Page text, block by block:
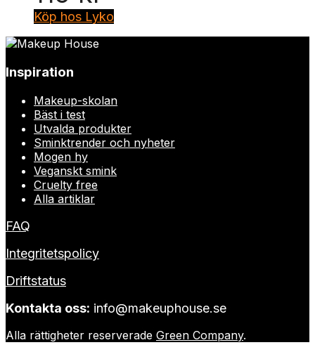
Köp hos Lyko
Inspiration
Makeup-skolan
Bäst i test
Utvalda produkter
Sminktrender och nyheter
Mogen hy
Veganskt smink
Cruelty free
Alla artiklar
FAQ
Integritetspolicy
Driftstatus
Kontakta oss: info@makeuphouse.se
Alla rättigheter reserverade Green Company.